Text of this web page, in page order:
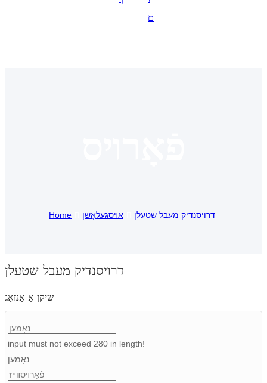
èdè Yorùbá
አማርኛ
ם
Home אױסגעלאָשן דרויסנדיק מעבל שטעלן
דרויסנדיק מעבל שטעלן
שיקן אַ אָנזאָג
input must not exceed 280 in length!
נאָמען